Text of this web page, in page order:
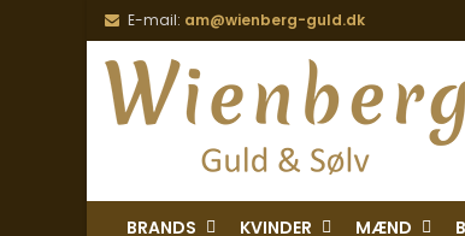
E-mail: am@wienberg-guld.dk
BRANDS KVINDER MÆND